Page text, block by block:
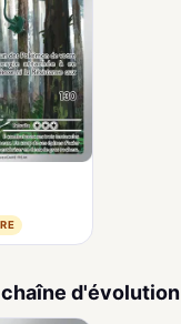
d'évolution